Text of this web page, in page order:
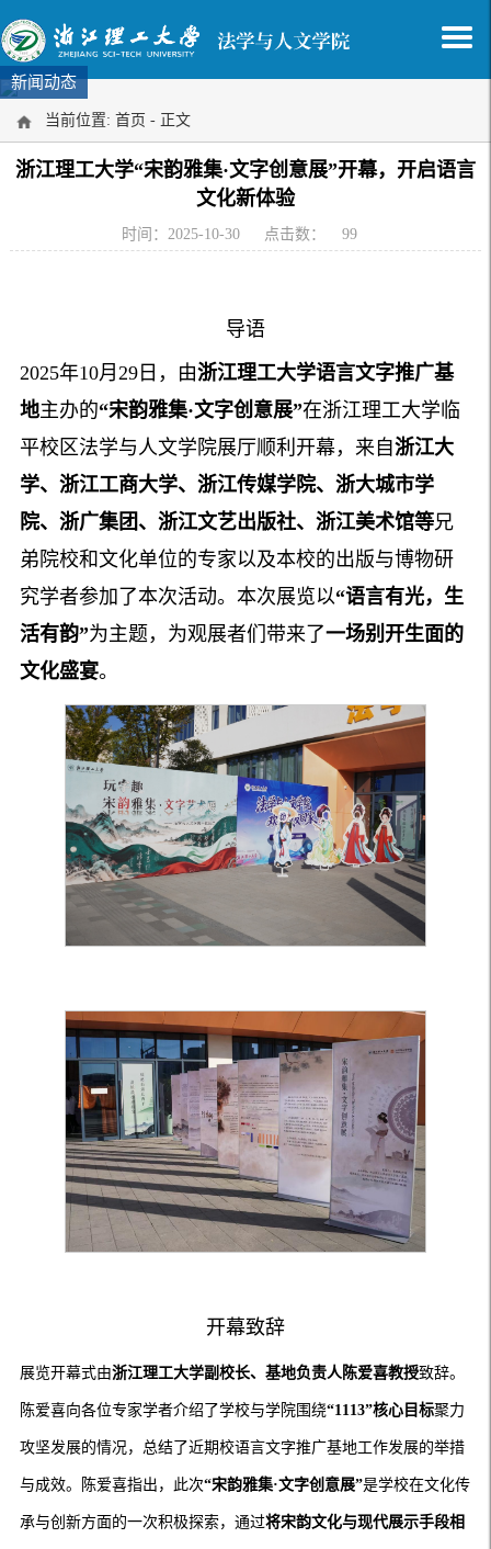
新闻动态
当前位置: 首页 - 正文
浙江理工大学“宋韵雅集·文字创意展”开幕，开启语言
文化新体验
时间：2025-10-30 点击数： 99
导语
2025年10月29日，由浙江理工大学语言文字推广基
地主办的“宋韵雅集·文字创意展”在浙江理工大学临
平校区法学与人文学院展厅顺利开幕，来自浙江大
学、浙江工商大学、浙江传媒学院、浙大城市学
院、 浙广集团 、 浙江文艺出版社、 浙江美术馆等兄
弟院校和文化单位的专家以及本校的出版与博物研
究学者参加了本次活动。本次展览以“语言有光，生
活有韵”为主题，为观展者们带来了一场别开生面的
文化盛宴。
开幕致辞
展览开幕式由浙江理工大学副校长、基地负责人陈爱喜教授致辞。
陈爱喜向各位专家学者介绍了学校与学院围绕“1113”核心目标聚力
攻坚发展的情况，总结了近期校语言文字推广基地工作发展的举措
与成效。陈爱喜指出，此次“宋韵雅集·文字创意展”是学校在文化传
承与创新方面的一次积极探索，通过将宋韵文化与现代展示手段相